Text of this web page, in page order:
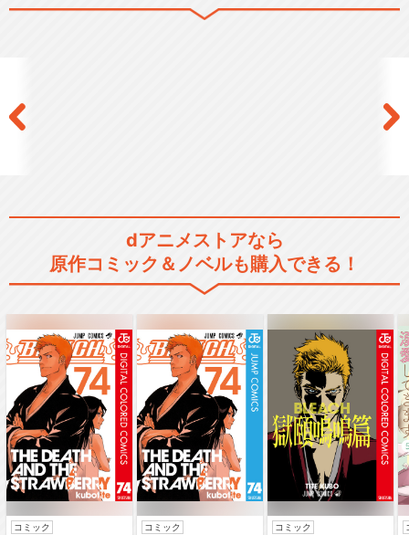
dアニメストアなら
原作コミック＆ノベルも購入できる！
コミック コミック コミック